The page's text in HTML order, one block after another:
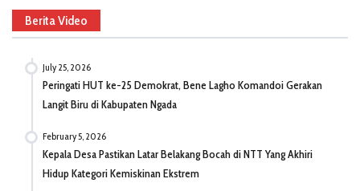
Berita Video
July 25, 2026
Peringati HUT ke-25 Demokrat, Bene Lagho Komandoi Gerakan
Langit Biru di Kabupaten Ngada
February 5, 2026
Kepala Desa Pastikan Latar Belakang Bocah di NTT Yang Akhiri
Hidup Kategori Kemiskinan Ekstrem